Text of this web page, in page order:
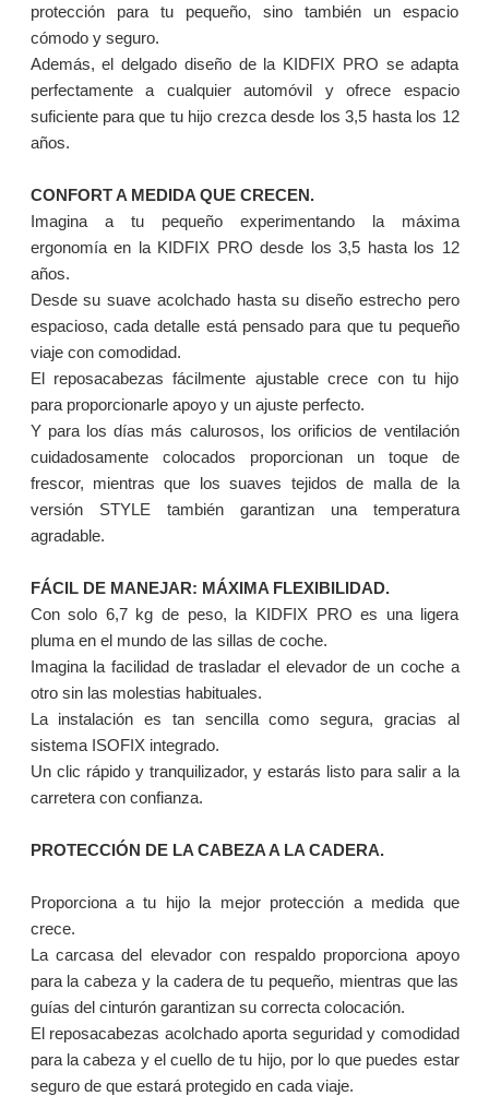
protección para tu pequeño, sino también un espacio
cómodo y seguro.
Además, el delgado diseño de la KIDFIX PRO se adapta
perfectamente a cualquier automóvil y ofrece espacio
suficiente para que tu hijo crezca desde los 3,5 hasta los 12
años.
CONFORT A MEDIDA QUE CRECEN.
Imagina a tu pequeño experimentando la máxima
ergonomía en la KIDFIX PRO desde los 3,5 hasta los 12
años.
Desde su suave acolchado hasta su diseño estrecho pero
espacioso, cada detalle está pensado para que tu pequeño
viaje con comodidad.
El reposacabezas fácilmente ajustable crece con tu hijo
para proporcionarle apoyo y un ajuste perfecto.
Y para los días más calurosos, los orificios de ventilación
cuidadosamente colocados proporcionan un toque de
frescor, mientras que los suaves tejidos de malla de la
versión STYLE también garantizan una temperatura
agradable.
FÁCIL DE MANEJAR: MÁXIMA FLEXIBILIDAD.
Con solo 6,7 kg de peso, la KIDFIX PRO es una ligera
pluma en el mundo de las sillas de coche.
Imagina la facilidad de trasladar el elevador de un coche a
otro sin las molestias habituales.
La instalación es tan sencilla como segura, gracias al
sistema ISOFIX integrado.
Un clic rápido y tranquilizador, y estarás listo para salir a la
carretera con confianza.
PROTECCIÓN DE LA CABEZA A LA CADERA.
Proporciona a tu hijo la mejor protección a medida que
crece.
La carcasa del elevador con respaldo proporciona apoyo
para la cabeza y la cadera de tu pequeño, mientras que las
guías del cinturón garantizan su correcta colocación.
El reposacabezas acolchado aporta seguridad y comodidad
para la cabeza y el cuello de tu hijo, por lo que puedes estar
seguro de que estará protegido en cada viaje.